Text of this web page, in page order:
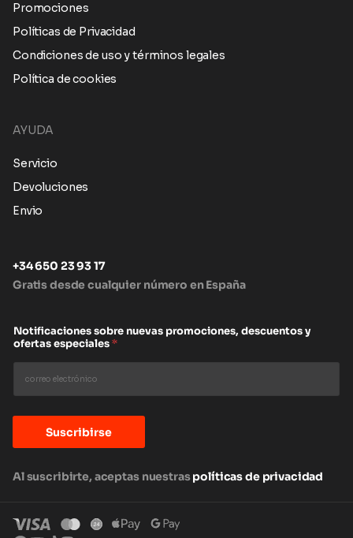
Promociones
Políticas de Privacidad
Condiciones de uso y términos legales
Política de cookies
AYUDA
Servicio
Devoluciones
Envio
+34 650 23 93 17
Gratis desde cualquier número en España
Notificaciones sobre nuevas promociones, descuentos y
ofertas especiales*
Suscribirse
Al suscribirte, aceptas nuestraspolíticas de privacidad